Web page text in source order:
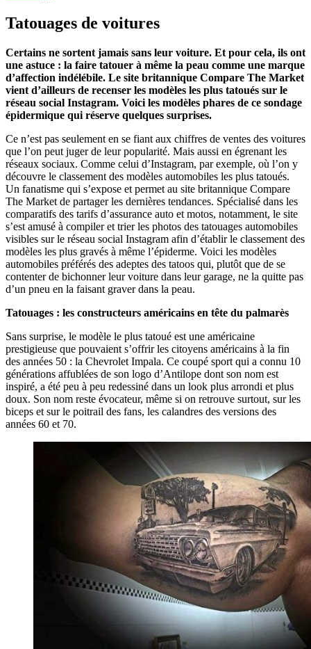
Tatouages de voitures
Certains ne sortent jamais sans leur voiture. Et pour cela, ils ont
une astuce : la faire tatouer à même la peau comme une marque
d’affection indélébile. Le site britannique Compare The Market
vient d’ailleurs de recenser les modèles les plus tatoués sur le
réseau social Instagram. Voici les modèles phares de ce sondage
épidermique qui réserve quelques surprises.
Ce n’est pas seulement en se fiant aux chiffres de ventes des voitures
que l’on peut juger de leur popularité. Mais aussi en égrenant les
réseaux sociaux. Comme celui d’Instagram, par exemple, où l’on y
découvre le classement des modèles automobiles les plus tatoués.
Un fanatisme qui s’expose et permet au site britannique Compare
The Market de partager les dernières tendances. Spécialisé dans les
comparatifs des tarifs d’assurance auto et motos, notamment, le site
s’est amusé à compiler et trier les photos des tatouages automobiles
visibles sur le réseau social Instagram afin d’établir le classement des
modèles les plus gravés à même l’épiderme. Voici les modèles
automobiles préférés des adeptes des tatoos qui, plutôt que de se
contenter de bichonner leur voiture dans leur garage, ne la quitte pas
d’un pneu en la faisant graver dans la peau.
Tatouages : les constructeurs américains en tête du palmarès
Sans surprise, le modèle le plus tatoué est une américaine
prestigieuse que pouvaient s’offrir les citoyens américains à la fin
des années 50 : la Chevrolet Impala. Ce coupé sport qui a connu 10
générations affublées de son logo d’Antilope dont son nom est
inspiré, a été peu à peu redessiné dans un look plus arrondi et plus
doux. Son nom reste évocateur, même si on retrouve surtout, sur les
biceps et sur le poitrail des fans, les calandres des versions des
années 60 et 70.